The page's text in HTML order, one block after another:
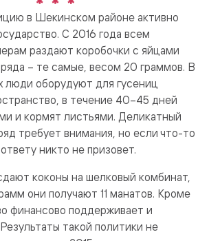
в Шекинском районе активно
С 2016 года всем
раздают коробочки с яйцами
– те самые, весом 20 граммов. В
люди оборудуют для гусениц
в течение 40–45 дней
и кормят листьями. Деликатный
требует внимания, но если что-то
никто не призовет.
коконы на шелковый комбинат,
они получают 11 манатов. Кроме
финансово поддерживает и
такой политики не